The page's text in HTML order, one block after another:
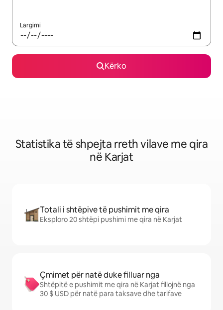
Largimi
Kërko
Statistika të shpejta rreth vilave me qira
në Karjat
Totali i shtëpive të pushimit me qira
Eksploro 20 shtëpi pushimi me qira në Karjat
Çmimet për natë duke filluar nga
Shtëpitë e pushimit me qira në Karjat fillojnë nga
30 $ USD për natë para taksave dhe tarifave